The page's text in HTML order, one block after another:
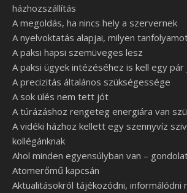
házhozszállítás
A megoldás, ha nincs hely a szervernek
A nyelvoktatás alapjai, milyen
A paksi hapsi szemüveges lesz
A paksi ügyek intézéséhez is kell egy
A precizitás általános szükségessége
A sok ülés nem tett jót
A túrázáshoz rengeteg energiára van
A vidéki házhoz kellett egy szennyvíz
kollégánknak
Ahol minden egyensúlyban van –
Atomerőmű kapcsán
Aktualitásokról tájékozódni, informálódni